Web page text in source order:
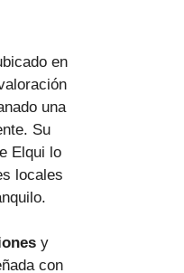
en
una
Su
Elqui lo
locales
y
con